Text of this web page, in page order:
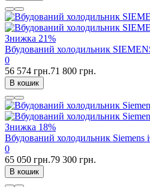
Знижка 21%
Вбудований холодильник
0
56 574 грн.71 800 грн.
В кошик
Знижка 18%
Вбудований холодильник
0
65 050 грн.79 300 грн.
В кошик